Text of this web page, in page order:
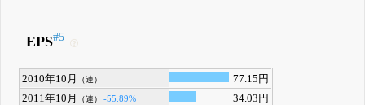
EPS#5
2010年10月 （連）
77.15円
2011年10月
（連） -55.89%
34.03円